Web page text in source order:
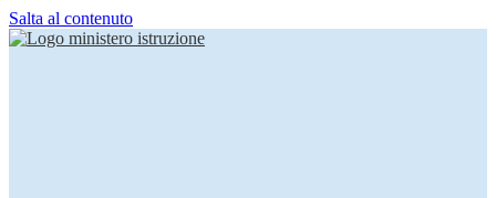
Salta al contenuto